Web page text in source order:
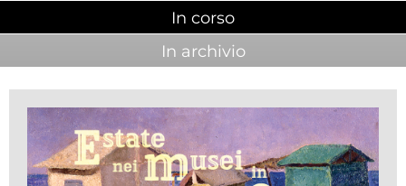
In corso
In archivio